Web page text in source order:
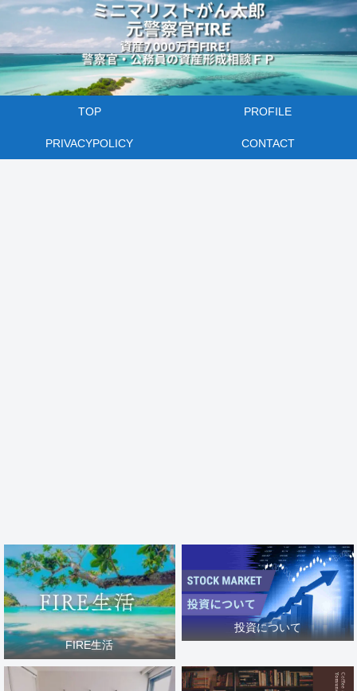
TOP PROFILE
PRIVACYPOLICY CONTACT
FIRE生活
投資について